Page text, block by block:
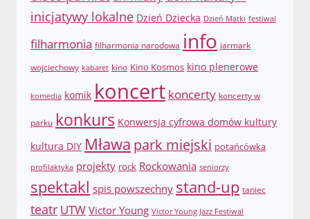
inicjatywy lokalne Dzień Dziecka Dzień Matki festiwal
filharmonia filharmonia narodowa info jarmark
wojciechowy kabaret kino Kino Kosmos kino plenerowe
komedia komik koncert koncerty koncerty w
parku konkurs Konwersja cyfrowa domów kultury
kultura DIY Mława park miejski potańcówka
profilaktyka projekty rock Rockowania seniorzy
spektakl spis powszechny stand-up taniec
teatr UTW Victor Young Victor Young Jazz Festiwal